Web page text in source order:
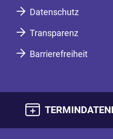
Datenschutz
Transparenz
Barrierefreiheit